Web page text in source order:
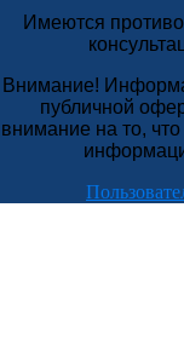
Имеются
Внимание!
публичной
внимание на то,